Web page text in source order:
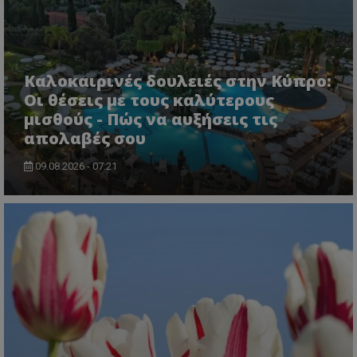
Καλοκαιρινές δουλειές στην Κύπρο:
Οι θέσεις με τους καλύτερους
μισθούς - Πώς να αυξήσεις τις
απολαβές σου
09.08.2026 - 07:21VISITOR_PRIVACY_METADATA
YouTube
.youtube.com